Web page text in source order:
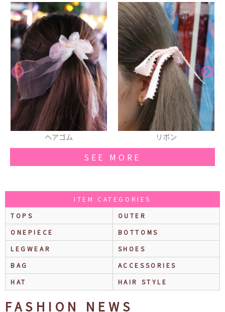
リボン リング
SEE MORE
ITEM CATEGORIES
TOPS
OUTER
ONEPIECE
BOTTOMS
LEGWEAR
SHOES
BAG
ACCESSORIES
HAT
HAIR STYLE
FASHION NEWS